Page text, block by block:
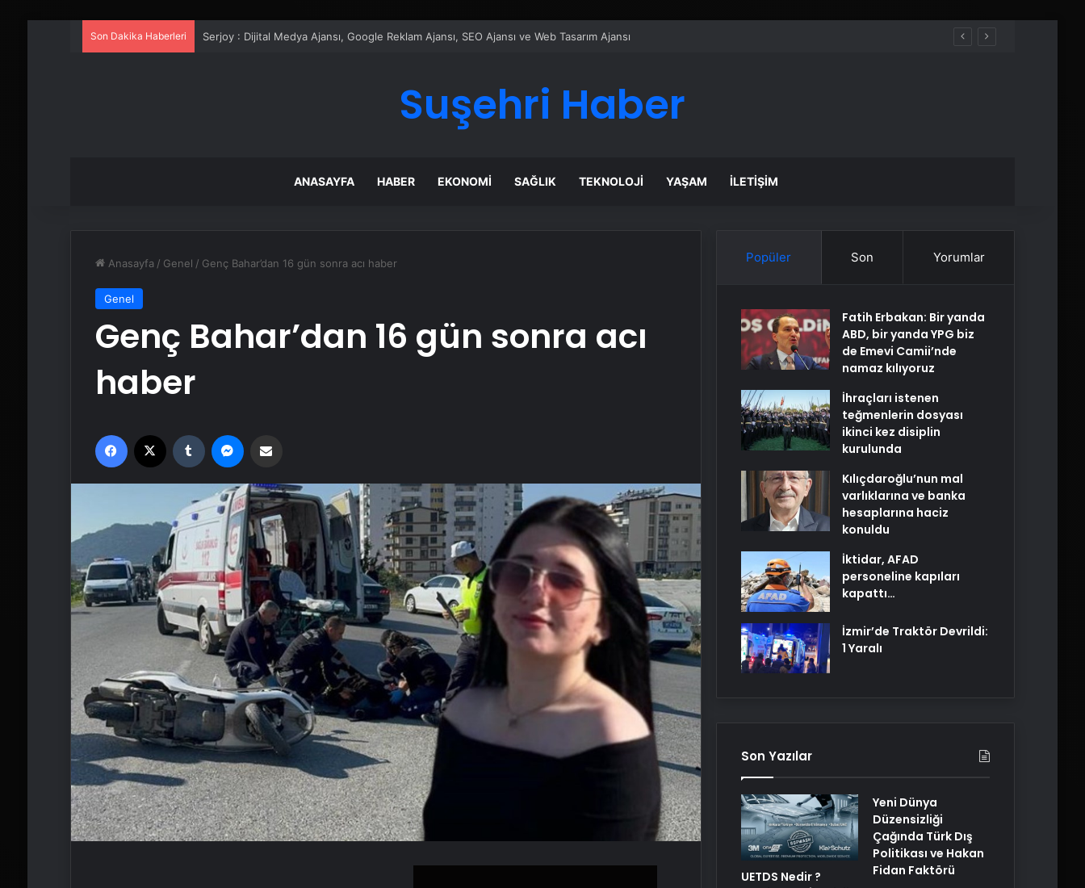
Son Dakika Haberleri UETDS Nedir ? Uetds.com İle Akıllı Dijital Taşımacılık Yazılımı
Suşehri Haber
ANASAYFA HABER EKONOMI SAĞLIK TEKNOLOJI YAŞAM İLETIŞIM
Anasayfa / Genel / Genç Bahar’dan 16 gün sonra acı haber
Genel
Genç Bahar’dan 16 gün sonra acı
haber
Facebook Tumblr
Popüler Son Yorumlar
Fatih Erbakan: Bir yanda
ABD, bir yanda YPG biz
de Emevi Camii’nde
namaz kılıyoruz
İhraçları istenen
teğmenlerin dosyası
ikinci kez disiplin
kurulunda
Kılıçdaroğlu’nun mal
varlıklarına ve banka
hesaplarına haciz
konuldu
İktidar, AFAD
personeline kapıları
kapattı…
İzmir’de Traktör Devrildi:
1 Yaralı
Son Yazılar
UETDS Nedir ?
Yeni Dünya
Düzensizliği
Çağında Türk Dış
Politikası ve Hakan
Fidan Faktörü